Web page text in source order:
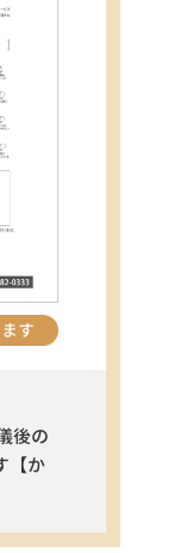
す
後の
【か